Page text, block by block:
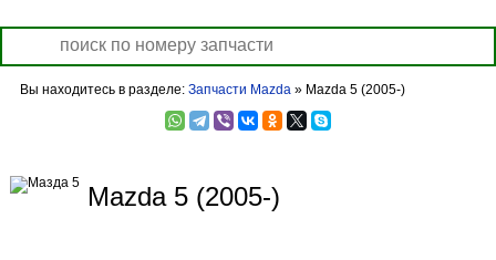
Вы находитесь в разделе: Запчасти Mazda» Mazda 5 (2005-)
Mazda 5 (2005-)